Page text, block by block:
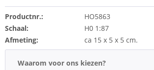
Productnr.:
HO5863
Schaal:
H0 1:87
Afmeting:
ca 15 x 5 x 5 cm.
Waarom voor ons kiezen?